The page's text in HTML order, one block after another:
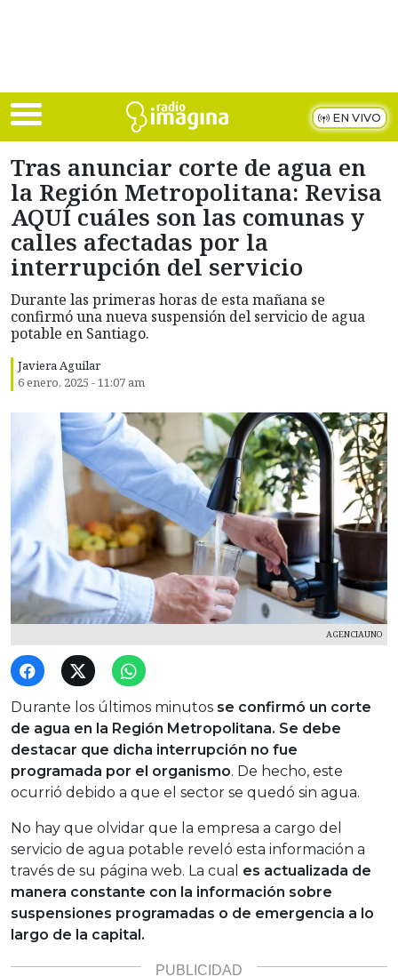
EN VIVO
Tras anunciar corte de agua en
la Región Metropolitana: Revisa
AQUÍ cuáles son las comunas y
calles afectadas por la
interrupción del servicio
Durante las primeras horas de esta mañana se
confirmó una nueva suspensión del servicio de agua
potable en Santiago.
Javiera Aguilar
6 enero, 2025 - 11:07 am
AGENCIAUNO
Durante los últimos minutos se confirmó un corte
de agua en la Región Metropolitana. Se debe
destacar que dicha interrupción no fue
programada por el organismo. De hecho, este
ocurrió debido a que el sector se quedó sin agua.
No hay que olvidar que la empresa a cargo del
servicio de agua potable reveló esta información a
través de su página web. La cual es actualizada de
manera constante con la información sobre
suspensiones programadas o de emergencia a lo
largo de la capital.